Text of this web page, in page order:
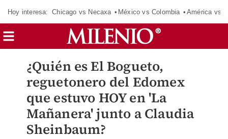
Hoy interesa: Chicago vs Necaxa México vs Colombia América vs
¿Quién es El Bogueto,
reguetonero del Edomex
que estuvo HOY en 'La
Mañanera' junto a Claudia
Sheinbaum?